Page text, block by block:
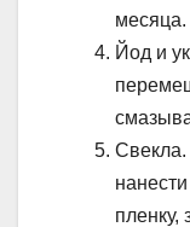
месяца.
Йод и
Свекла.
пленку,